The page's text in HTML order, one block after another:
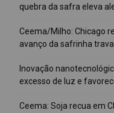
quebra da safra eleva
Ceema/Milho: Chicago
avanço da safrinha
Inovação
excesso de luz e
Ceema: Soja recua em